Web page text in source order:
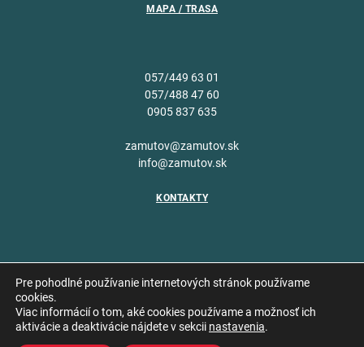
MAPA / TRASA
057/449 63 01
057/488 47 60
0905 837 635
zamutov@zamutov.sk
info@zamutov.sk
KONTAKTY
Copyright © 2026 Obec
Pre pohodlné používanie internetových stránok používame
cookies.
Viac informácií o tom, aké cookies používame a možnosť ich
aktivácie a deaktivácie nájdete v sekcii nastavenia.